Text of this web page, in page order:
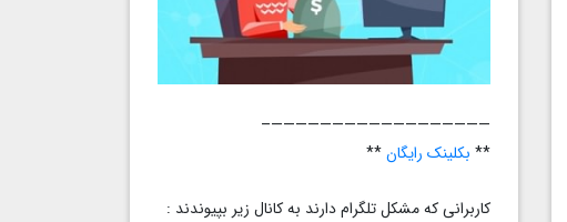
——————————————————–
** بکلینک رایگان**
کاربرانی که مشکل تلگرام دارند به کانال زیر بپیوندند :